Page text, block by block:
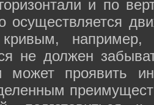
и по
осуществляется
например,
не должен
может проявить